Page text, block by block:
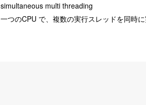
simultaneous multi threading
一つのCPU で、複数の実行スレッドを同時